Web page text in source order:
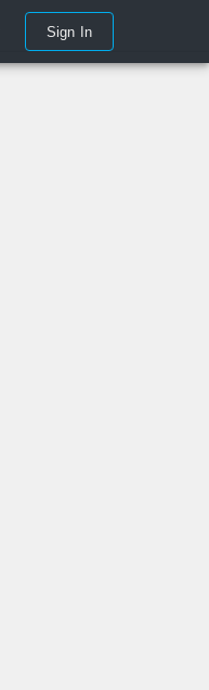
Sign In